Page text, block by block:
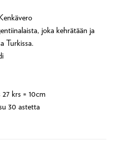
joka kehrätään ja
Turkissa.
27 krs = 10cm
30 astetta